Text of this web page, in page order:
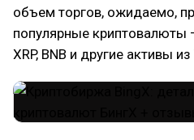
объем торгов, ожидаемо,
популярные криптовалюты
XRP, BNB и другие активы